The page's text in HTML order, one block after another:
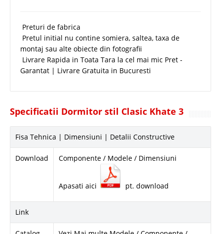
Preturi de fabrica
Pretul initial nu contine somiera, saltea, taxa de
montaj sau alte obiecte din fotografii
Livrare Rapida in Toata Tara la cel mai mic Pret -
Garantat | Livrare Gratuita in Bucuresti
Specificatii Dormitor stil Clasic Khate 3
Fisa Tehnica | Dimensiuni | Detalii Constructive
Download Componente / Modele / Dimensiuni
Apasati aici pt. download
Link